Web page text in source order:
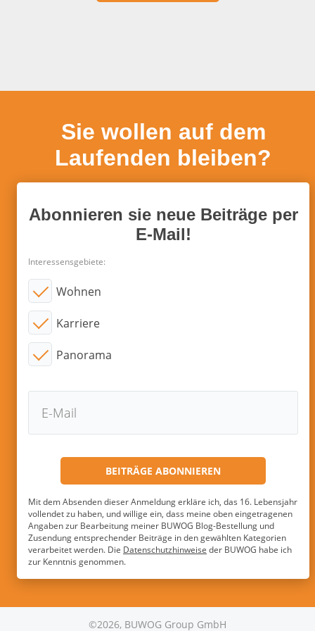
Sie wollen auf dem
Laufenden bleiben?
Abonnieren sie neue Beiträge per
E-Mail!
Interessensgebiete:
Wohnen
Karriere
Panorama
Mit dem Absenden dieser Anmeldung erkläre ich, das 16. Lebensjahr
vollendet zu haben, und willige ein, dass meine oben eingetragenen
Angaben zur Bearbeitung meiner BUWOG Blog-Bestellung und
Zusendung entsprechender Beiträge in den gewählten Kategorien
verarbeitet werden. Die Datenschutzhinweise der BUWOG habe ich
zur Kenntnis genommen.
©2026, BUWOG Group GmbH